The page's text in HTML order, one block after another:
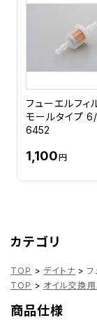
フューエルフィ
モールタイプ
6452
1,100円
カテゴリ
TOP > デイトナ >
TOP > オイル交換
商品仕様